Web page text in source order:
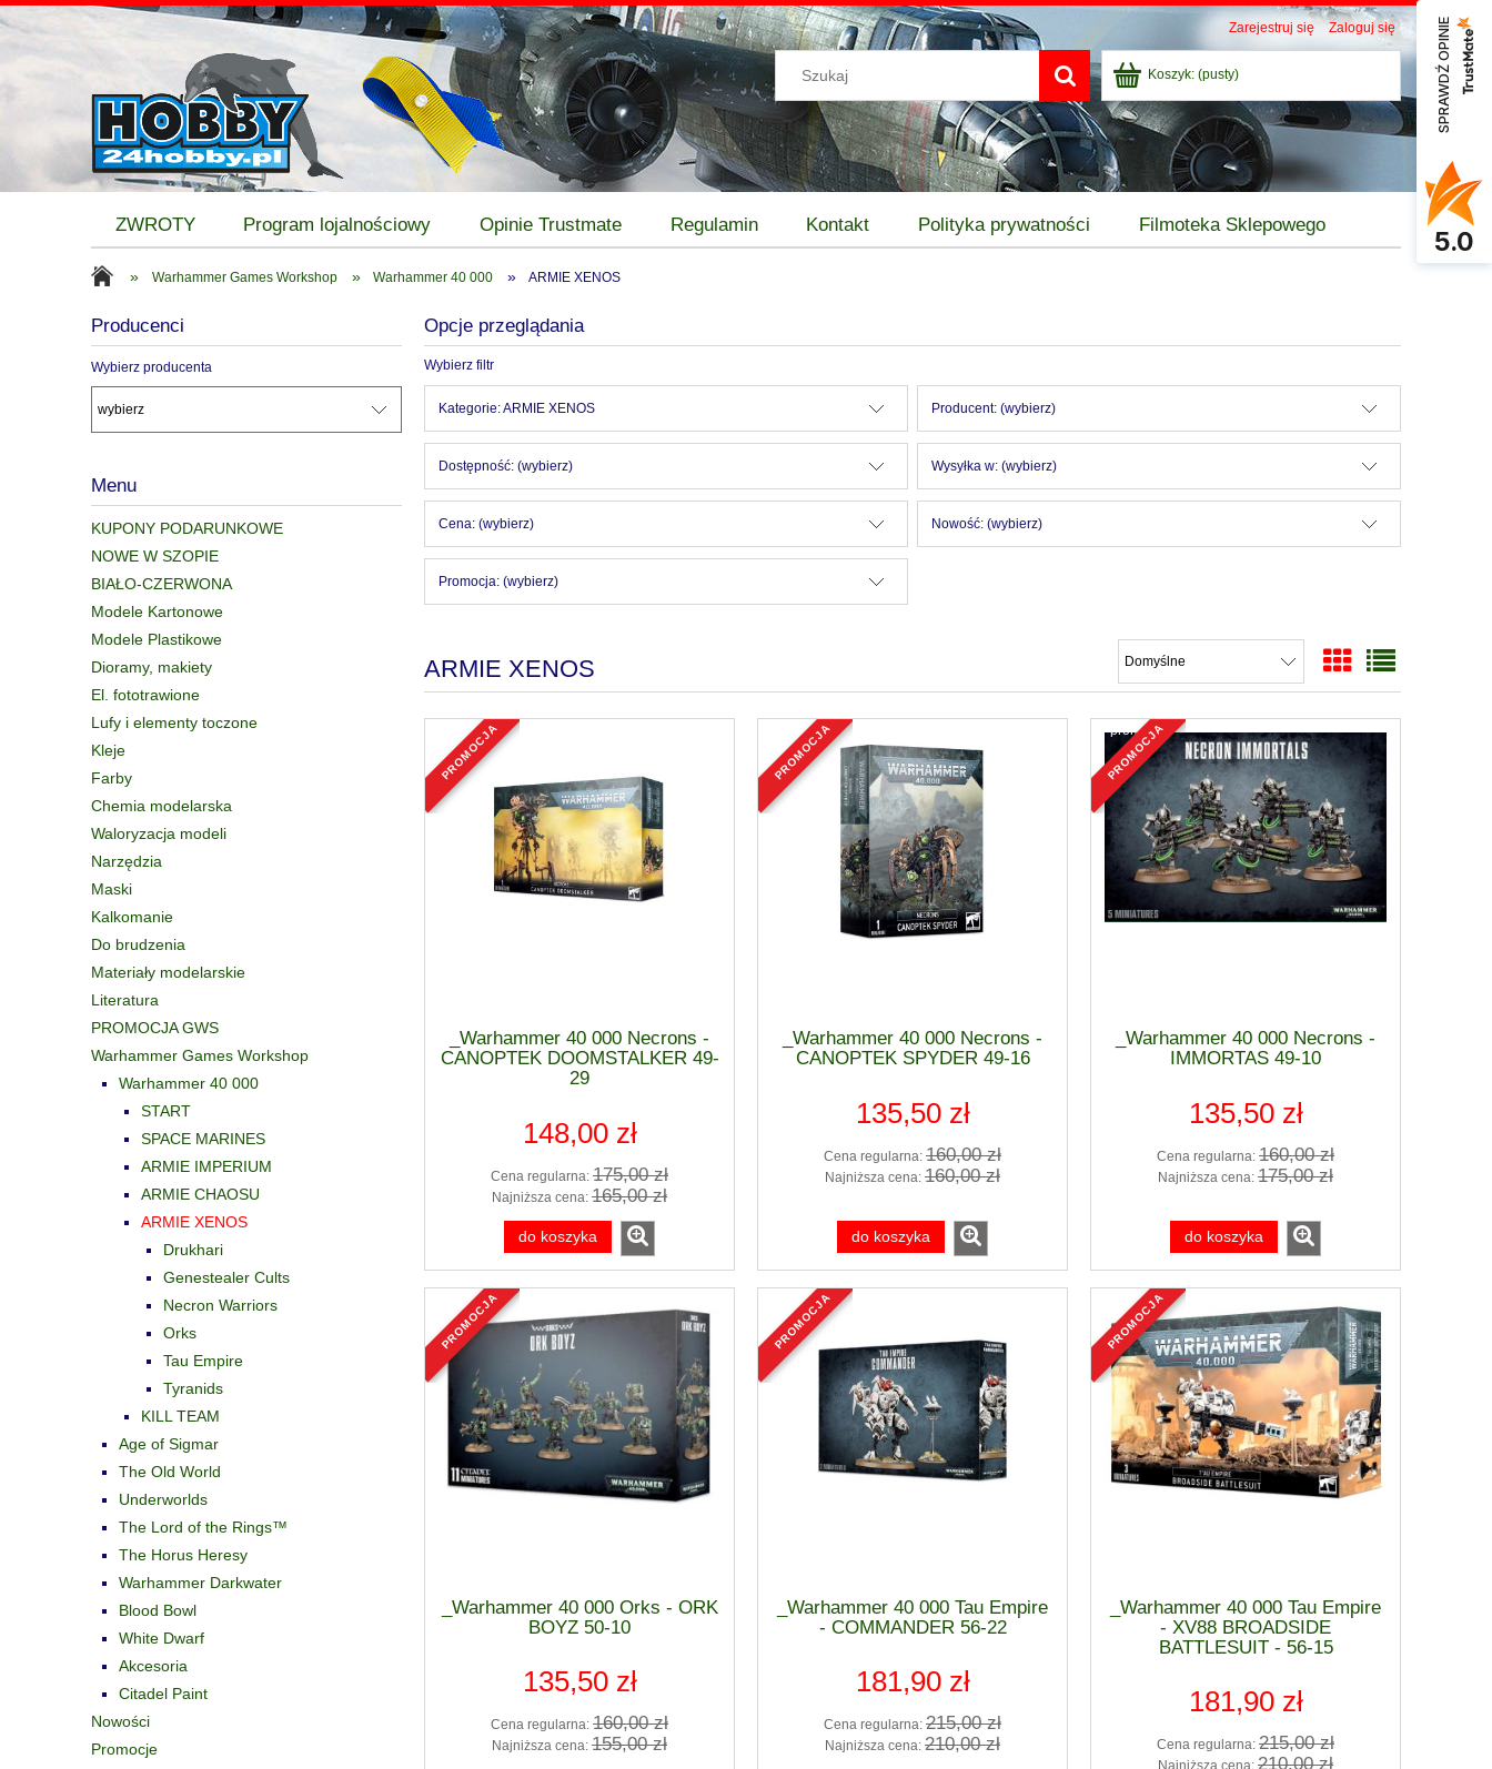
Zarejestruj się Zaloguj się
Koszyk: (pusty)
ZWROTY Program lojalnościowy Opinie Trustmate Regulamin Kontakt Polityka prywatności Filmoteka Sklepowego
» Warhammer Games Workshop » Warhammer 40 000 » ARMIE XENOS
Producenci
Wybierz producenta
Menu
KUPONY PODARUNKOWE
NOWE W SZOPIE
BIAŁO-CZERWONA
Modele Kartonowe
Modele Plastikowe
Dioramy, makiety
El. fototrawione
Lufy i elementy toczone
Kleje
Farby
Chemia modelarska
Waloryzacja modeli
Narzędzia
Maski
Kalkomanie
Do brudzenia
Materiały modelarskie
Literatura
PROMOCJA GWS
Warhammer Games Workshop
Warhammer 40 000
START
SPACE MARINES
ARMIE IMPERIUM
ARMIE CHAOSU
ARMIE XENOS
Drukhari
Genestealer Cults
Necron Warriors
Orks
Tau Empire
Tyranids
KILL TEAM
Age of Sigmar
The Old World
Underworlds
The Lord of the Rings™
The Horus Heresy
Warhammer Darkwater
Blood Bowl
White Dwarf
Akcesoria
Citadel Paint
Nowości
Promocje
Opcje przeglądania
Wybierz filtr
Kategorie: ARMIE XENOS Producent: (wybierz)
Dostępność: (wybierz) Wysyłka w: (wybierz)
Cena: (wybierz) Nowość: (wybierz)
Promocja: (wybierz)
ARMIE XENOS
_Warhammer 40 000 Necrons -
CANOPTEK DOOMSTALKER 49-
29
148,00 zł
Cena regularna: 175,00 zł
Najniższa cena: 165,00 zł
do koszyka
promocja
_Warhammer 40 000 Necrons -
CANOPTEK SPYDER 49-16
135,50 zł
Cena regularna: 160,00 zł
Najniższa cena: 160,00 zł
do koszyka
promocja
_Warhammer 40 000 Necrons -
IMMORTAS 49-10
135,50 zł
Cena regularna: 160,00 zł
Najniższa cena: 175,00 zł
do koszyka
promocja
_Warhammer 40 000 Orks - ORK
BOYZ 50-10
135,50 zł
Cena regularna: 160,00 zł
Najniższa cena: 155,00 zł
promocja
_Warhammer 40 000 Tau Empire
- COMMANDER 56-22
181,90 zł
Cena regularna: 215,00 zł
Najniższa cena: 210,00 zł
promocja
_Warhammer 40 000 Tau Empire
- XV88 BROADSIDE
BATTLESUIT - 56-15
181,90 zł
Cena regularna: 215,00 zł
210,00 zł
promocja
SPRAWDŹ OPINIE
5.0